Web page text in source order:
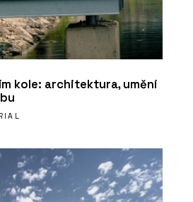
kole: architektura, umění